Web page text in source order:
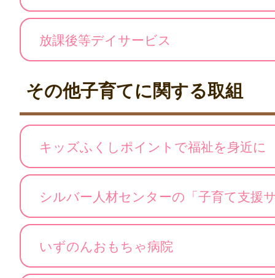
放課後等デイサービス
その他子育てに関する取組
キッズふくしポイントで福祉を身近に
シルバー人材センターの「子育て支援
いずのんおもちゃ病院